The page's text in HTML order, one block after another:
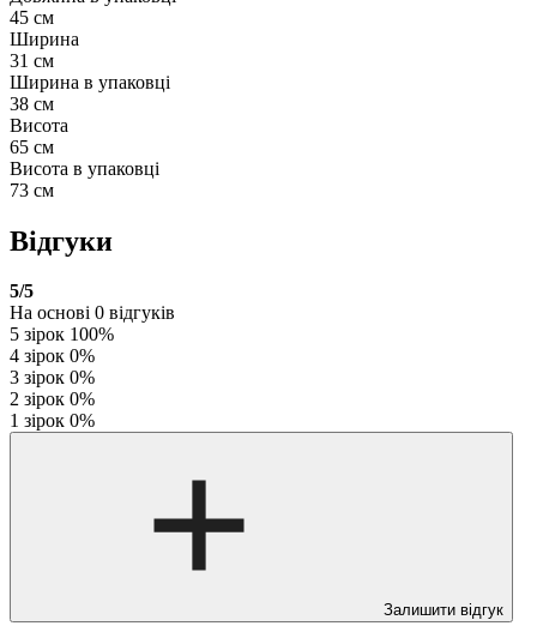
45 см
Ширина
31 см
Ширина в упаковці
38 см
Висота
65 см
Висота в упаковці
73 см
Відгуки
5/5
На основі 0 відгуків
5 зірок 100%
4 зірок 0%
3 зірок 0%
2 зірок 0%
1 зірок 0%
Залишити відгук